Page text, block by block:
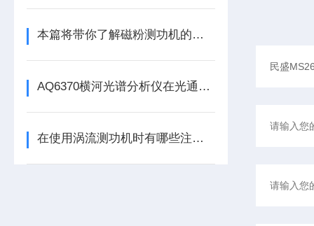
本篇将带你了解磁粉测功机的结构组成
AQ6370横河光谱分析仪在光通信领域的重要性
在使用涡流测功机时有哪些注意事项需要注意呢